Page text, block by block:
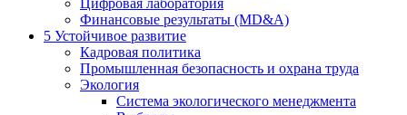
Цифровая лаборатория
Финансовые результаты (MD&A)
5 Устойчивое развитие
Кадровая политика
Промышленная безопасность и охрана труда
Экология
Система экологического менеджмента